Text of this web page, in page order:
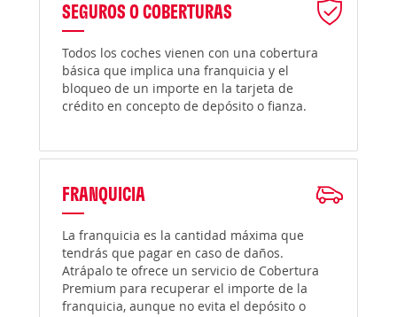
SEGUROS O COBERTURAS
Todos los coches vienen con una cobertura
básica que implica una franquicia y el
bloqueo de un importe en la tarjeta de
crédito en concepto de depósito o fianza.
FRANQUICIA
La franquicia es la cantidad máxima que
tendrás que pagar en caso de daños.
Atrápalo te ofrece un servicio de Cobertura
Premium para recuperar el importe de la
franquicia, aunque no evita el depósito o